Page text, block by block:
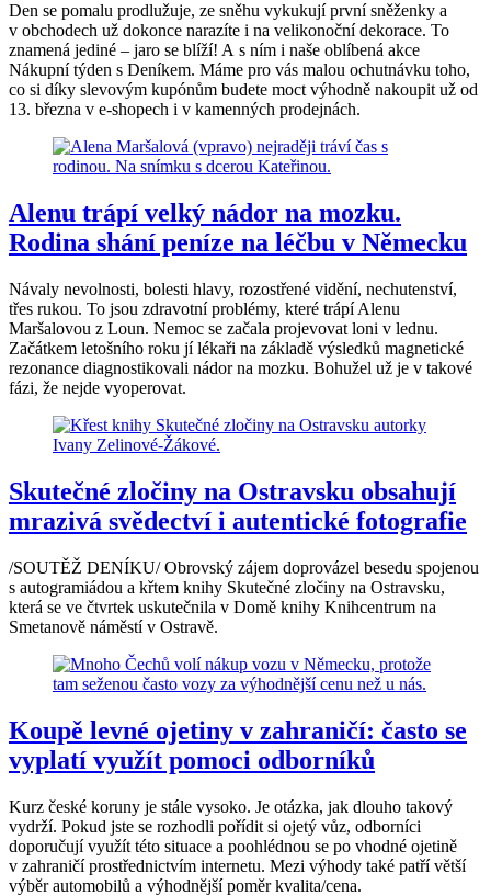
Den se pomalu prodlužuje, ze sněhu vykukují první sněženky a
v obchodech už dokonce narazíte i na velikonoční dekorace. To
znamená jediné – jaro se blíží! A s ním i naše oblíbená akce
Nákupní týden s Deníkem. Máme pro vás malou ochutnávku toho,
co si díky slevovým kupónům budete moct výhodně nakoupit už od
13. března v e-shopech i v kamenných prodejnách.
Alenu trápí velký nádor na mozku.
Rodina shání peníze na léčbu v Německu
Návaly nevolnosti, bolesti hlavy, rozostřené vidění, nechutenství,
třes rukou. To jsou zdravotní problémy, které trápí Alenu
Maršalovou z Loun. Nemoc se začala projevovat loni v lednu.
Začátkem letošního roku jí lékaři na základě výsledků magnetické
rezonance diagnostikovali nádor na mozku. Bohužel už je v takové
fázi, že nejde vyoperovat.
Skutečné zločiny na Ostravsku obsahují
mrazivá svědectví i autentické fotografie
/SOUTĚŽ DENÍKU/ Obrovský zájem doprovázel besedu spojenou
s autogramiádou a křtem knihy Skutečné zločiny na Ostravsku,
která se ve čtvrtek uskutečnila v Domě knihy Knihcentrum na
Smetanově náměstí v Ostravě.
Koupě levné ojetiny v zahraničí: často se
vyplatí využít pomoci odborníků
Kurz české koruny je stále vysoko. Je otázka, jak dlouho takový
vydrží. Pokud jste se rozhodli pořídit si ojetý vůz, odborníci
doporučují využít této situace a poohlédnou se po vhodné ojetině
v zahraničí prostřednictvím internetu. Mezi výhody také patří větší
výběr automobilů a výhodnější poměr kvalita/cena.